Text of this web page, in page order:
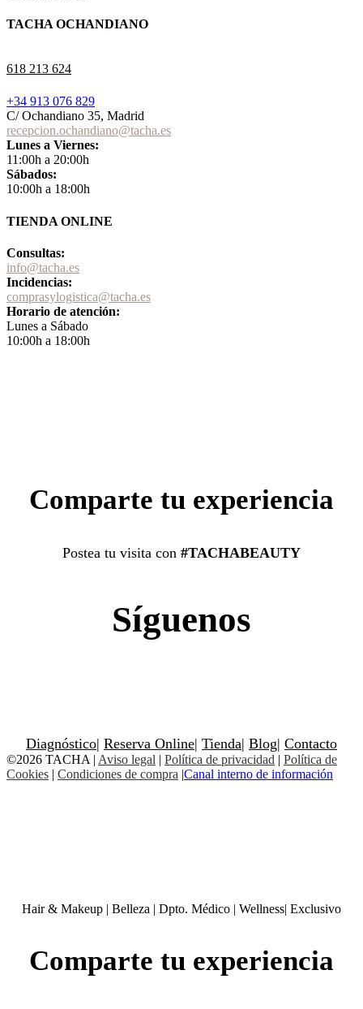
TACHA OCHANDIANO
618 213 624
+34 913 076 829
C/ Ochandiano 35, Madrid
recepcion.ochandiano@tacha.es
Lunes a Viernes:
11:00h a 20:00h
Sábados:
10:00h a 18:00h
TIENDA ONLINE
Consultas:
info@tacha.es
Incidencias:
comprasylogistica@tacha.es
Horario de atención:
Lunes a Sábado
10:00h a 18:00h
Comparte tu experiencia
Postea tu visita con #TACHABEAUTY
Síguenos
Diagnóstico| Reserva Online| Tienda| Blog| Contacto
©2026 TACHA | Aviso legal | Política de privacidad | Política de
Cookies | Condiciones de compra |Canal interno de información
Hair & Makeup | Belleza | Dpto. Médico | Wellness| Exclusivo
Comparte tu experiencia